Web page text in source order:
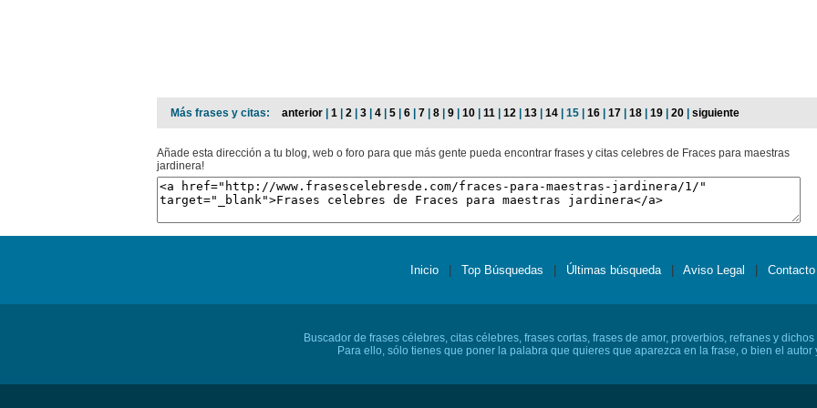
Más frases y citas: anterior 1 2 3 4 5 6 7 8 9 10 11 12 13 14 | 15 | 16 17 18 19 20 siguiente
Añade esta dirección a tu blog, web o foro para que más gente pueda encontrar frases y citas celebres de Fraces para maestras
jardinera!
Inicio Top Búsquedas Últimas búsqueda Aviso Legal Contacto
Buscador de frases célebres, citas célebres, frases cortas, frases de amor, proverbios, refranes y
Para ello, sólo tienes que poner la palabra que quieres que aparezca en la frase, o bien el autor